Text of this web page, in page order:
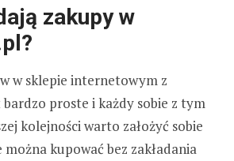
zakupy w
w sklepie internetowym z
proste i każdy sobie z tym
kolejności warto założyć sobie
kupować bez zakładania